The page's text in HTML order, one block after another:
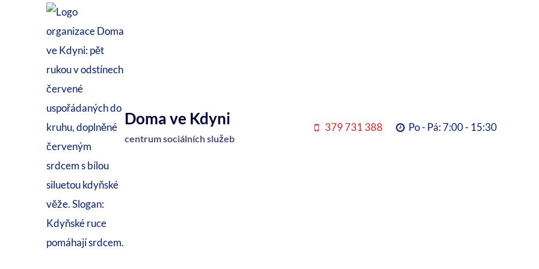
Doma ve Kdyni
centrum sociálních služeb
379 731 388 Po - Pá: 7:00 - 15:30